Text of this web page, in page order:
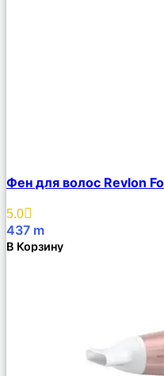
Описание
Избранное
Фен для волос Revlon
5.0
437 m
В Корзину